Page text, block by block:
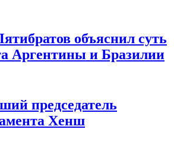
объяснил суть
Аргентины и Бразилии
председатель
Хенш